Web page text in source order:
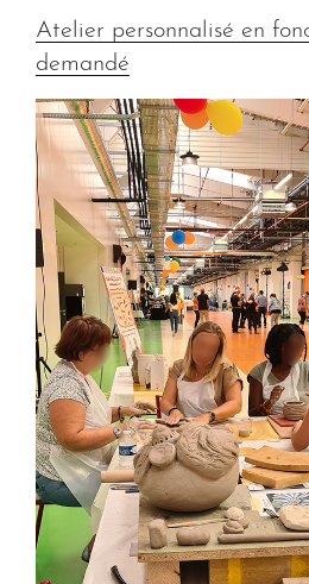
Atelier personnalisé en
demandé